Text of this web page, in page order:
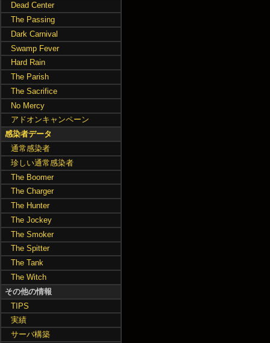
Dead Center
The Passing
Dark Carnival
Swamp Fever
Hard Rain
The Parish
The Sacrifice
No Mercy
アドオンキャンペーン
感染者データ
通常感染者
珍しい通常感染者
The Boomer
The Charger
The Hunter
The Jockey
The Smoker
The Spitter
The Tank
The Witch
その他の情報
TIPS
実績
サーバ構築